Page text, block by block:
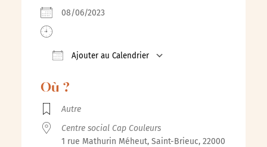
08/06/2023
Ajouter au Calendrier
Où ?
Autre
Centre social Cap Couleurs
1 rue Mathurin Méheut, Saint-Brieuc, 22000